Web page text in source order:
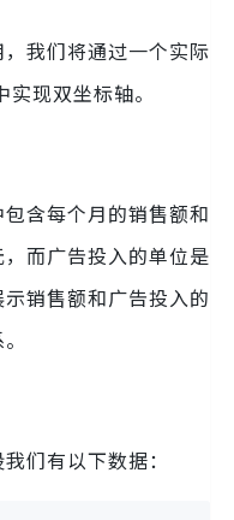
我们将通过一个实际
实现双坐标轴。
含每个月的销售额和
而广告投入的单位是
销售额和广告投入的
们有以下数据：